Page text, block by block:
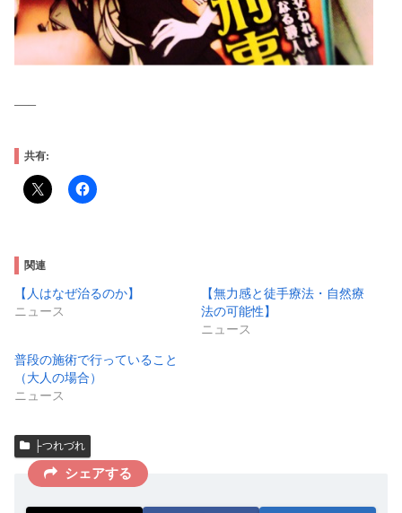
—–
共有:
関連
【人はなぜ治るのか】
ニュース
【無力感と徒手療法・自然療
法の可能性】
ニュース
普段の施術で行っていること
（大人の場合）
ニュース
├つれづれ
シェアする